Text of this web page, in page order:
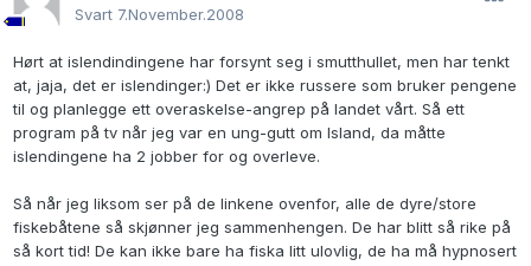
Svart 7.November.2008
Hørt at islendindingene har forsynt seg i smutthullet, men har tenkt
at, jaja, det er islendinger:) Det er ikke russere som bruker pengene
til og planlegge ett overaskelse-angrep på landet vårt. Så ett
program på tv når jeg var en ung-gutt om Island, da måtte
islendingene ha 2 jobber for og overleve.
Så når jeg liksom ser på de linkene ovenfor, alle de dyre/store
fiskebåtene så skjønner jeg sammenhengen. De har blitt så rike på
så kort tid! De kan ikke bare ha fiska litt ulovlig, de ha må hypnosert